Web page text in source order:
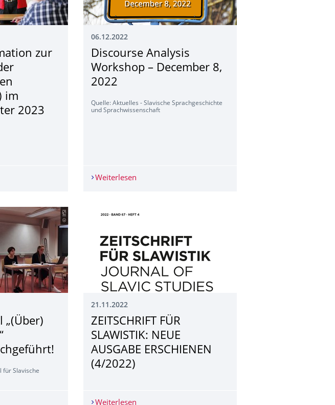
Montenegro“ – Vortrag und Kolloquium am 24. Januar 2023
zur
im
2023
Information zur Registrierung der Schulpraktischen Übungen (SPÜ) im Sommersemester 2023
06.12.2022
Discourse Analysis
Workshop – December 8,
2022
Quelle: Aktuelles - Slavische Sprachgeschichte
und Sprachwissenschaft
Weiterlesen
© IfSl
„(Über)
für Slavische
„(Über) Jiddisch reden!“ erfolgreich durchgeführt!
21.11.2022
ZEITSCHRIFT FÜR
SLAWISTIK: NEUE
AUSGABE ERSCHIENEN
(4/2022)
Weiterlesen